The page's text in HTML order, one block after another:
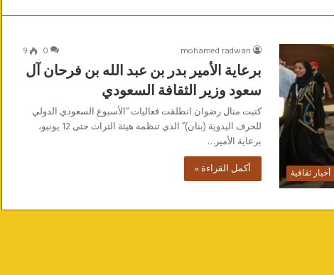
أخبار ثقافية
mohamed radwan
0
9
برعاية الأمير بدر بن عبد الله بن فرحان آل
سعود وزير الثقافة السعودي
كتبت منال رضوان انطلقت فعاليات “الأسبوع السعودي الدولي
للحرف اليدوية (بنان)” الذي تنظمه هيئة التراث حتى 12 يونيو،
برعاية الأمير…
أكمل القراءة »